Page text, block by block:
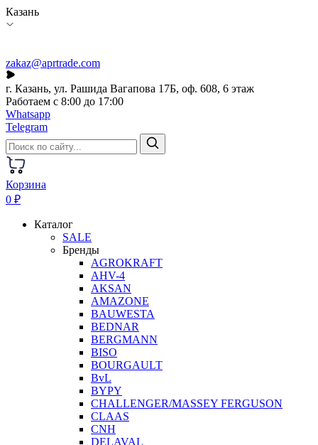
Казань
zakaz@aprtrade.com
г. Казань, ул. Рашида Вагапова 17Б, оф. 608, 6 этаж
Работаем с 8:00 до 17:00
Whatsapp
Telegram
Корзина
0 ₽
Каталог
SALE
Бренды
AGROKRAFT
AHV-4
AKSAN
AMAZONE
BAUWESTA
BEDNAR
BERGMANN
BISO
BOURGAULT
BvL
BYPY
CHALLENGER/MASSEY FERGUSON
CLAAS
CNH
DELAVAL